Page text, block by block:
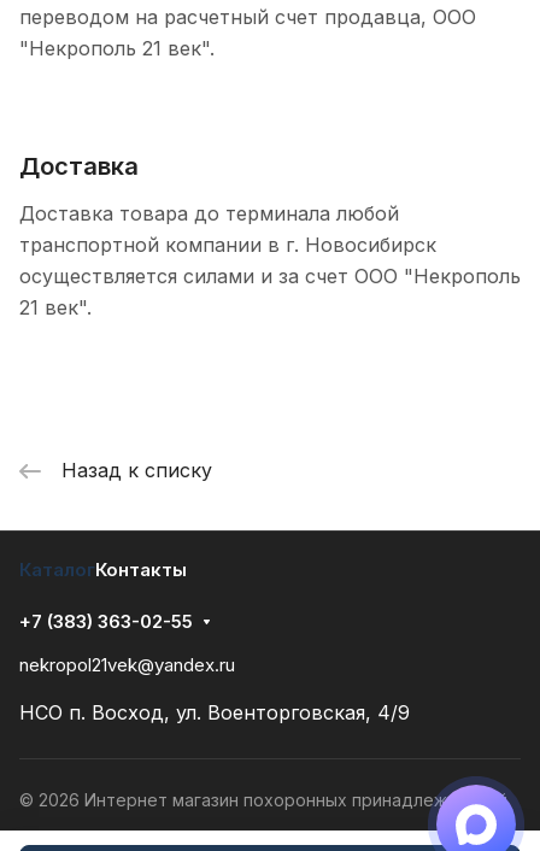
переводом на расчетный счет продавца, ООО
"Некрополь 21 век".
Доставка
Доставка товара до терминала любой
транспортной компании в г. Новосибирск
осуществляется силами и за счет ООО "Некрополь
21 век".
Назад к списку
КаталогКонтакты
+7 (383) 363-02-55
nekropol21vek@yandex.ru
НСО п. Восход, ул. Военторговская, 4/9
© 2026 Интернет магазин похоронных принадлежностей
Конфиденциальность Разработано в